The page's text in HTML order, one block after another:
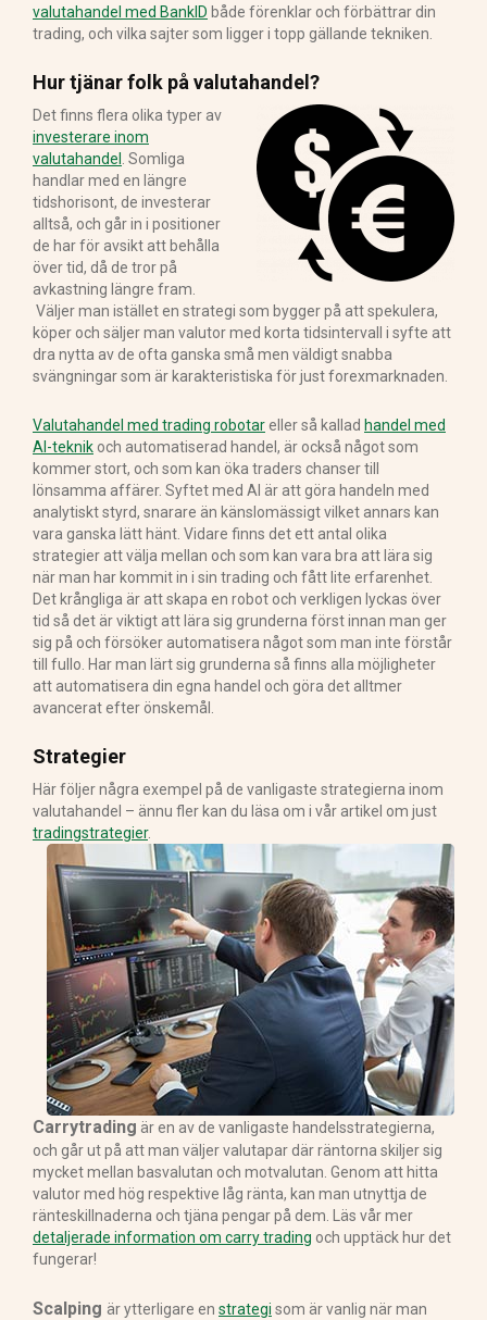
valutahandel med BankID både förenklar och förbättrar din
trading, och vilka sajter som ligger i topp gällande tekniken.
Hur tjänar folk på valutahandel?
Det finns flera olika typer av
investerare inom
valutahandel . Somliga
handlar med en längre
tidshorisont, de investerar
alltså, och går in i positioner
de har för avsikt att behålla
över tid, då de tror på
avkastning längre fram.
Väljer man istället en strategi som bygger på att spekulera,
köper och säljer man valutor med korta tidsintervall i syfte att
dra nytta av de ofta ganska små men väldigt snabba
svängningar som är karakteristiska för just forexmarknaden.
Valutahandel med trading robotareller så kallad handel med
AI-teknik och automatiserad handel, är också något som
kommer stort, och som kan öka traders chanser till
lönsamma affärer. Syftet med AI är att göra handeln med
analytiskt styrd, snarare än känslomässigt vilket annars kan
vara ganska lätt hänt. Vidare finns det ett antal olika
strategier att välja mellan och som kan vara bra att lära sig
när man har kommit in i sin trading och fått lite erfarenhet.
Det krångliga är att skapa en robot och verkligen lyckas över
tid så det är viktigt att lära sig grunderna först innan man ger
sig på och försöker automatisera något som man inte förstår
till fullo. Har man lärt sig grunderna så finns alla möjligheter
att automatisera din egna handel och göra det alltmer
avancerat efter önskemål.
Strategier
Här följer några exempel på de vanligaste strategierna inom
valutahandel – ännu fler kan du läsa om i vår artikel om just
tradingstrategier.
Carrytrading är en av de vanligaste handelsstrategierna,
och går ut på att man väljer valutapar där räntorna skiljer sig
mycket mellan basvalutan och motvalutan. Genom att hitta
valutor med hög respektive låg ränta, kan man utnyttja de
ränteskillnaderna och tjäna pengar på dem. Läs vår mer
detaljerade information om carry trading och upptäck hur det
fungerar!
Scalping är ytterligare en strategi som är vanlig när man